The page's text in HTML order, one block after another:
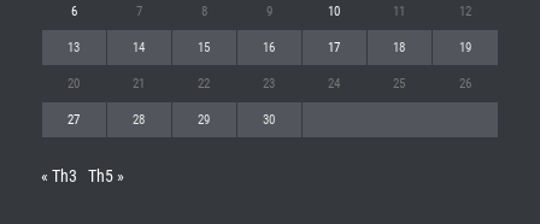
6 7 8 9 10 11 12
13 14 15 16 17 18 19
20 21 22 23 24 25 26
27 28 29 30
« Th3 Th5 »